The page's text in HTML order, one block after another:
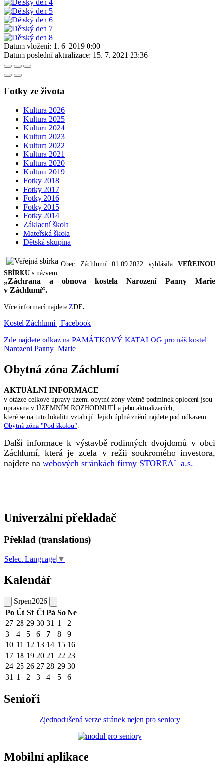
Datum vložení: 1. 6. 2019 0:00
Datum poslední aktualizace: 15. 7. 2021 23:36
Fotky ze života
Kultura 2026
Kultura 2025
Kultura 2024
Kultura 2023
Kultura 2022
Kultura 2021
Kultura 2020
Kultura 2019
Fotky 2018
Fotky 2017
Fotky 2016
Fotky 2015
Fotky 2014
Základní škola
Mateřská škola
Dětská skupina
Obec Záchlumí 01.09.2022 vyhlásila VEŘEJNOU
SBÍRKU s názvem
„Záchrana a obnova kostela Narození Panny Marie
v Záchlumí“.
Více informací najdete ZDE.
Kostel Záchlumí | Facebook
Zde najdete odkaz na PAMÁTKOVÝ KATALOG pro náš kostel
Narozeni Panny Marie
Obytná zóna Záchlumí
AKTUÁLNÍ INFORMACE
v otázce celkové úpravy území obytné zóny včetně podmínek oplocení jsou
upravena v ÚZEMNÍM ROZHODNUTÍ a jeho aktualizacích,
které se na tuto lokalitu vztahují. Jejich úplná znění najdete pod odkazem
Obytná zóna "Pod školou"
Další informace k výstavbě rodinných dvojdomů v obci
Záchlumí, která je zcela v režii soukromého investora,
najdete na webových stránkách firmy STOREAL a.s.
Univerzální překladač
Překlad (translations)
Select Language ▼
Kalendář
Srpen2026
Po Út St Čt Pá So Ne
27 28 29 30 31 1
2
3
4 5 6 7 8
9
10 11 12 13 14 15 16
17 18 19 20 21 22 23
24 25 26 27 28 29 30
31 1 2 3 4 5 6
Senioři
Zjednodušená verze stránek nejen pro seniory
Mobilní aplikace